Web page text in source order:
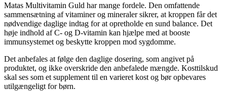
Matas Multivitamin Guld har mange fordele. Den omfattende
sammensætning af vitaminer og mineraler sikrer, at kroppen får det
nødvendige daglige indtag for at opretholde en sund balance. Det
høje indhold af C- og D-vitamin kan hjælpe med at booste
immunsystemet og beskytte kroppen mod sygdomme.
Det anbefales at følge den daglige dosering, som angivet på
produktet, og ikke overskride den anbefalede mængde. Kosttilskud
skal ses som et supplement til en varieret kost og bør opbevares
utilgængeligt for børn.